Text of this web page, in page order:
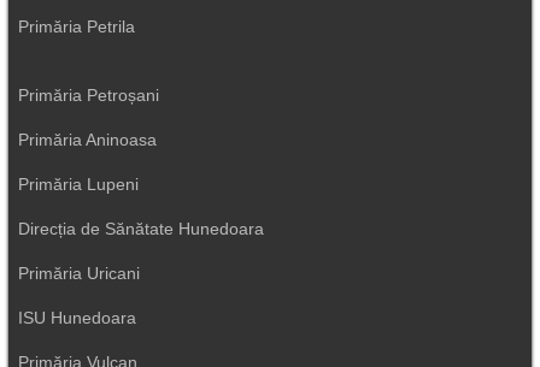
Primăria Petrila
Primăria Petroșani
Primăria Aninoasa
Primăria Lupeni
Direcția de Sănătate Hunedoara
Primăria Uricani
ISU Hunedoara
Primăria Vulcan